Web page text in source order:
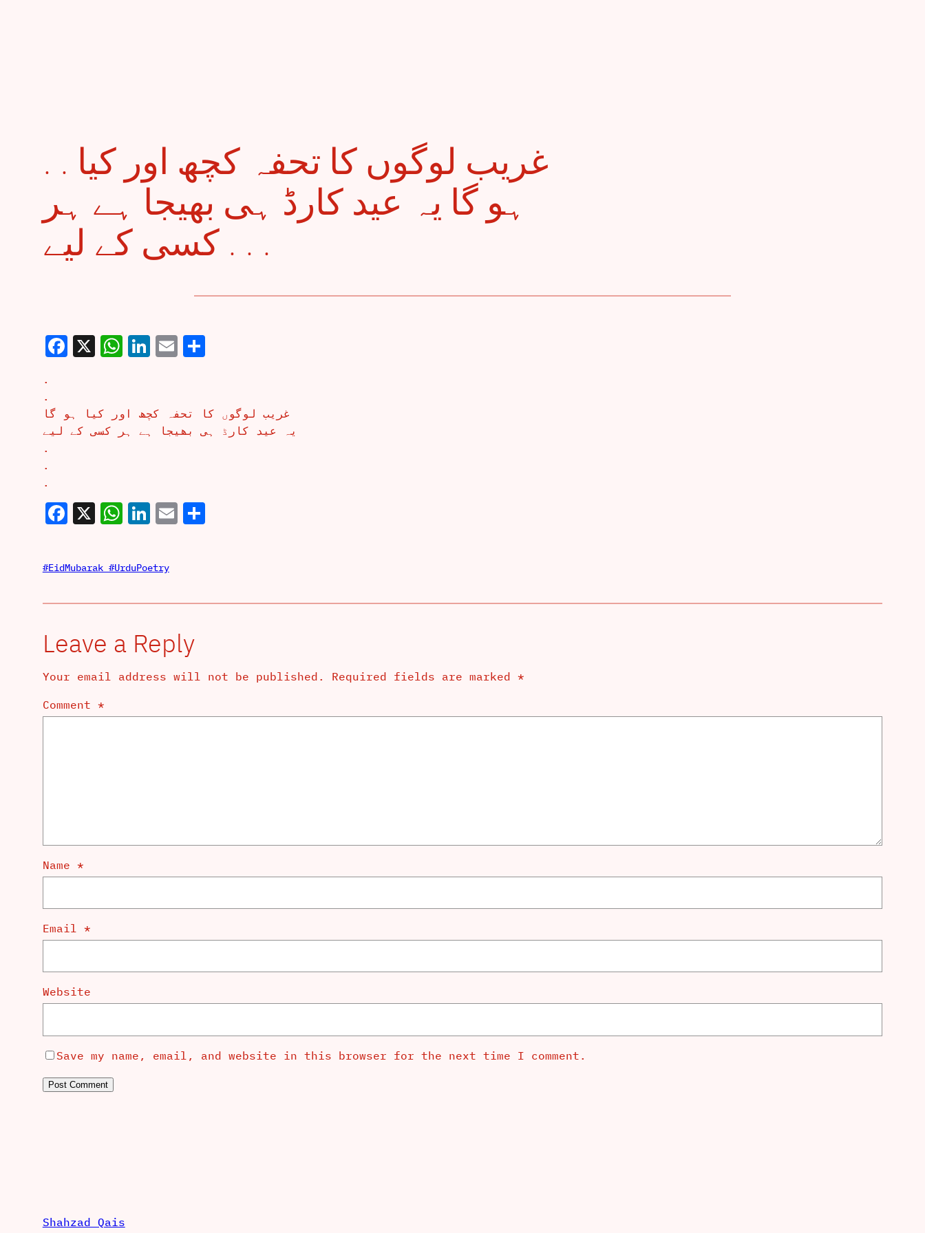
. . غریب لوگوں کا تحفہ کچھ اور کیا
ہو گا یہ عید کارڈ ہی بھیجا ہے ہر
کسی کے لیے . . .
Facebook
X WhatsApp
LinkedIn
EmailShare
.
.
غریب لوگوں کا تحفہ کچھ اور کیا ہو گا
یہ عید کارڈ ہی بھیجا ہے ہر کسی کے لیے
.
.
.
Facebook
X WhatsApp
LinkedIn
EmailShare
#EidMubarak #UrduPoetry
Leave a Reply
Your email address will not be published. Required fields are marked *
Comment *
Name *
Email *
Website
Save my name, email, and website in this browser for the next time I comment.
Shahzad Qais